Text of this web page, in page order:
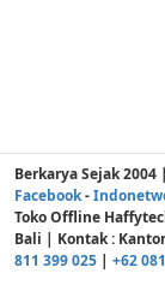
Berkarya Sejak
Facebook-
Toko Offline
Bali | Kontak :
811 399 025 | +62